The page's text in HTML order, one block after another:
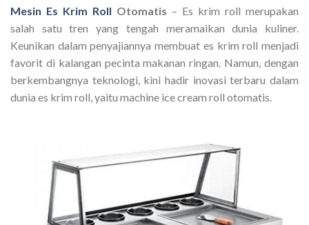
Mesin Es Krim Roll Otomatis – Es krim roll merupakan
salah satu tren yang tengah meramaikan dunia kuliner.
Keunikan dalam penyajiannya membuat es krim roll menjadi
favorit di kalangan pecinta makanan ringan. Namun, dengan
berkembangnya teknologi, kini hadir inovasi terbaru dalam
dunia es krim roll, yaitu machine ice cream roll otomatis.